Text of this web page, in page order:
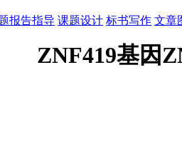
报告指导 课题设计 标书写作 文章
ZNF419基因